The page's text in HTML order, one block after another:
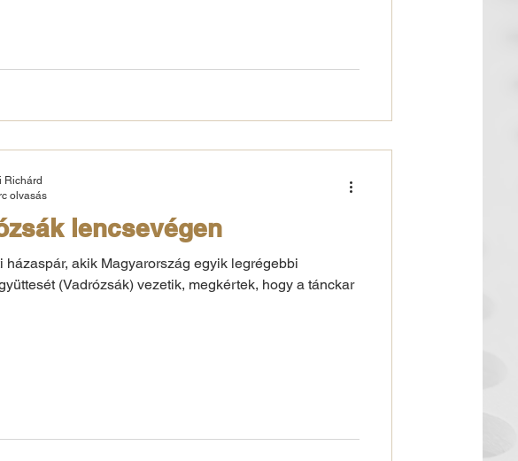
lencsevégen
házaspár, akik Magyarország egyik legrégebbi
(Vadrózsák) vezetik, megkértek, hogy a tánckar
Richárd
olvasás